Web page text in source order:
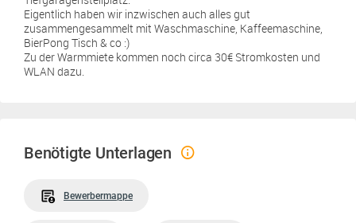
Eigentlich haben wir inzwischen auch alles gut
zusammengesammelt mit Waschmaschine, Kaffeemaschine,
BierPong Tisch & co :)
Zu der Warmmiete kommen noch circa 30€ Stromkosten und
WLAN dazu.
Benötigte Unterlagen
Bewerbermappe